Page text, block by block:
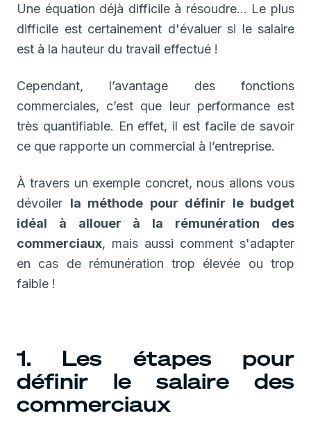
Une équation déjà difficile à résoudre... Le plus
difficile est certainement d'évaluer si le salaire
est à la hauteur du travail effectué !
Cependant, l’avantage des fonctions
commerciales, c’est que leur performance est
très quantifiable. En effet, il est facile de savoir
ce que rapporte un commercial à l’entreprise.
À travers un exemple concret, nous allons vous
dévoiler la méthode pour définir le budget
idéal à allouer à la rémunération des
commerciaux, mais aussi comment s'adapter
en cas de rémunération trop élevée ou trop
faible !
1. Les étapes pour
définir le salaire des
commerciaux